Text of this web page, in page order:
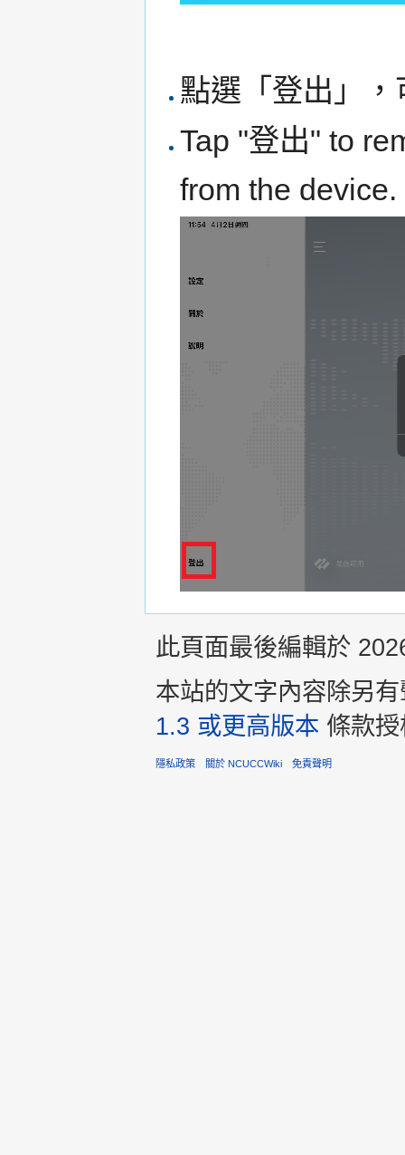
點選「登出」
Tap "登出" to
from the device.
此頁面最後編輯於
本站的文字內容除另
1.3 或更高版本 條款
隱私政策 關於 NCUCCWiki 免責聲明